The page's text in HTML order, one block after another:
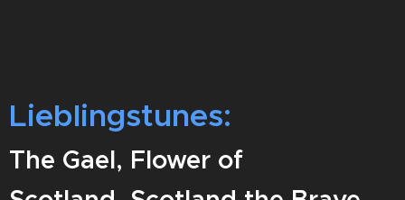
Lieblingstunes:
The Gael, Flower of